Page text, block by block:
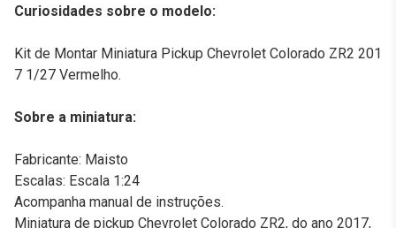
Curiosidades sobre o modelo:
Kit de Montar Miniatura Pickup Chevrolet Colorado ZR2 201
7 1/27 Vermelho.
Sobre a miniatura:
Fabricante: Maisto
Escalas: Escala 1:24
Acompanha manual de instruções.
Miniatura de pickup Chevrolet Colorado ZR2, do ano 2017,